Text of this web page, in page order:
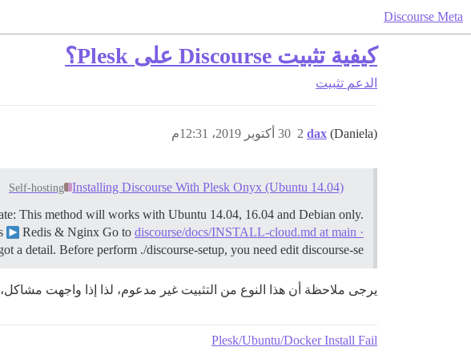
Discourse Meta
كيفية تثبيت Discourse على Plesk؟
الدعم تثبيت
dax (Daniela) 30 أكتوبر 2019، 12:31م 2
Installing Discourse With Plesk Onyx (Ubuntu 14.04)
Self-hosting
This method will works with Ubuntu 14.04, 16.04 and Debian only.
Redis & Nginx Go to discourse/docs/INSTALL-cloud.md at main ·
detail. Before perform ./discourse-setup, you need edit discourse-se…
يرجى ملاحظة أن هذا النوع من التثبيت غير مدعوم، لذا إذا واجهت
Plesk/Ubuntu/Docker Install Fail